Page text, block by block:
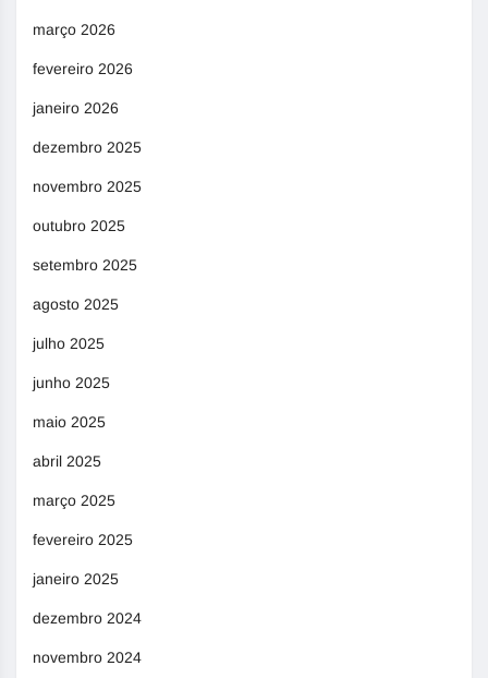
março 2026
fevereiro 2026
janeiro 2026
dezembro 2025
novembro 2025
outubro 2025
setembro 2025
agosto 2025
julho 2025
junho 2025
maio 2025
abril 2025
março 2025
fevereiro 2025
janeiro 2025
dezembro 2024
novembro 2024